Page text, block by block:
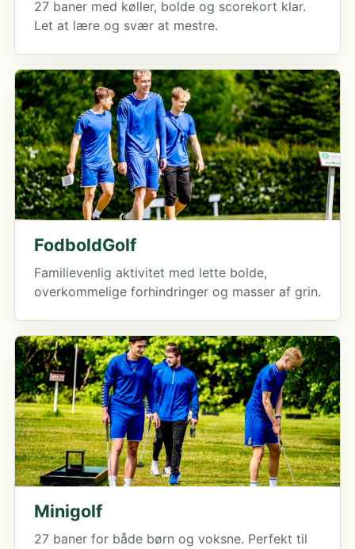
27 baner med køller, bolde og scorekort klar.
Let at lære og svær at mestre.
FodboldGolf
Familievenlig aktivitet med lette bolde,
overkommelige forhindringer og masser af grin.
Minigolf
27 baner for både børn og voksne. Perfekt til